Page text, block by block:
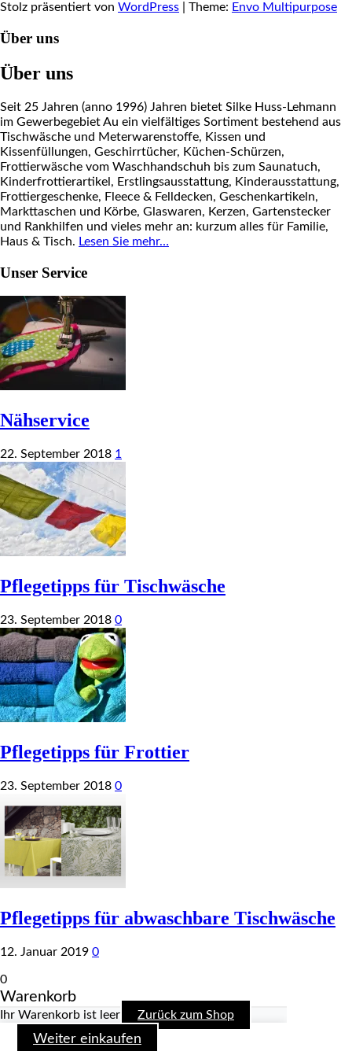
Stolz präsentiert von WordPress Theme: Envo Multipurpose
Über uns
Über uns
Seit 25 Jahren (anno 1996) Jahren bietet Silke Huss-Lehmann
im Gewerbegebiet Au ein vielfältiges Sortiment bestehend aus
Tischwäsche und Meterwarenstoffe, Kissen und
Kissenfüllungen, Geschirrtücher, Küchen-Schürzen,
Frottierwäsche vom Waschhandschuh bis zum Saunatuch,
Kinderfrottierartikel, Erstlingsausstattung, Kinderausstattung,
Frottiergeschenke, Fleece & Felldecken, Geschenkartikeln,
Markttaschen und Körbe, Glaswaren, Kerzen, Gartenstecker
und Rankhilfen und vieles mehr an: kurzum alles für Familie,
Haus & Tisch. Lesen Sie mehr…
Unser Service
Nähservice
22. September 2018 1
Pflegetipps für Tischwäsche
23. September 2018 0
Pflegetipps für Frottier
23. September 2018 0
Pflegetipps für abwaschbare Tischwäsche
12. Januar 2019 0
0
Warenkorb
Ihr Warenkorb ist leer Zurück zum Shop
Weiter einkaufen